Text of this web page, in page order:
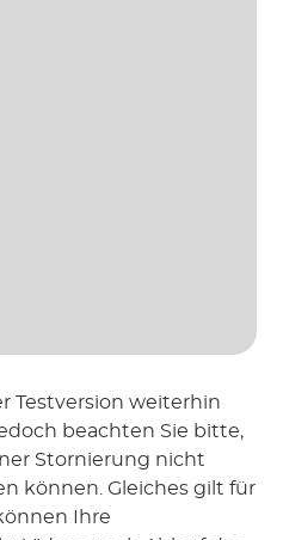
Testversion weiterhin
beachten Sie bitte,
Stornierung nicht
können. Gleiches gilt für
Ihre